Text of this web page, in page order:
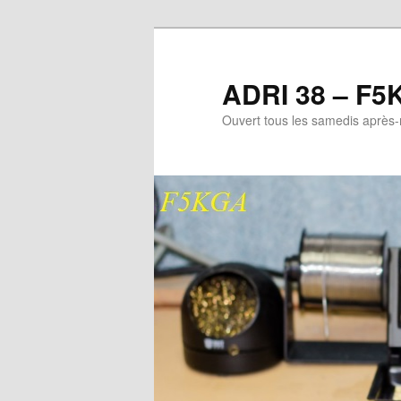
ADRI 38 –
Ouvert tous les samedis